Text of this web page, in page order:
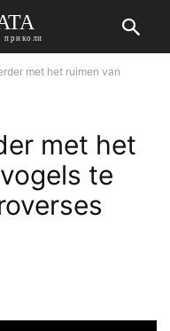
приколи
met het ruimen van
met het
te